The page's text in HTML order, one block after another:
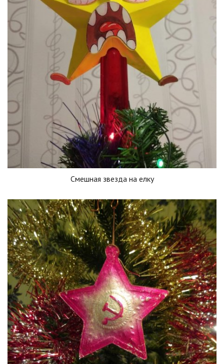
Смешная звезда на елку